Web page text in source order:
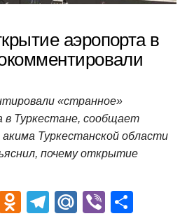
аэропорта в
«странное»
Туркестане, сообщает
Туркестанской области
почему открытие
O
T
M Vi